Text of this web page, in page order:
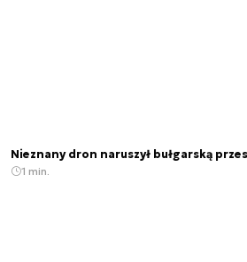
Nieznany dron naruszył bułgarską
1 min.